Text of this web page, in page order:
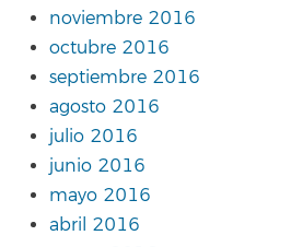
noviembre 2016
octubre 2016
septiembre 2016
agosto 2016
julio 2016
junio 2016
mayo 2016
abril 2016